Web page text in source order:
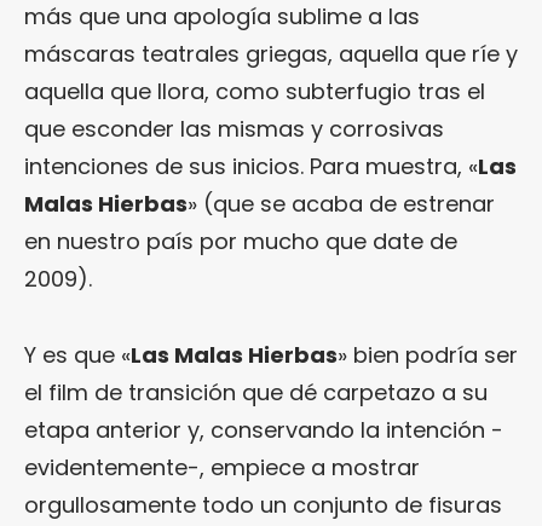
más que una apología sublime a las
máscaras teatrales griegas, aquella que ríe y
aquella que llora, como subterfugio tras el
que esconder las mismas y corrosivas
intenciones de sus inicios. Para muestra, «Las
Malas Hierbas» (que se acaba de estrenar
en nuestro país por mucho que date de
2009).
Y es que «Las Malas Hierbas» bien podría ser
el film de transición que dé carpetazo a su
etapa anterior y, conservando la intención -
evidentemente-, empiece a mostrar
orgullosamente todo un conjunto de fisuras